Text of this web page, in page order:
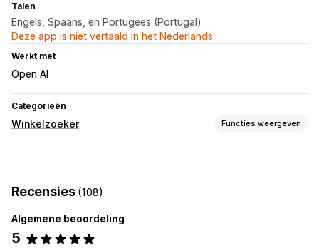
Talen
Engels, Spaans, en Portugees (Portugal)
Deze app is niet vertaald in het Nederlands
Werkt met
Open AI
Categorieën
Winkelzoeker Functies weergeven
Aangepaste branding
Meerdere locaties
Mobiel responsief
Zoeken en filteren
Recensies (108)
Algemene beoordeling
5